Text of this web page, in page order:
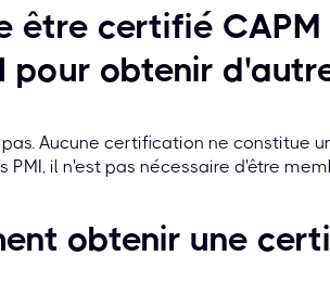
être certifié CAPM
pour obtenir
Aucune certification ne constitue
PMI, il n'est pas nécessaire d'être
obtenir une